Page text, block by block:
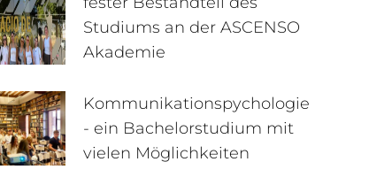
Studiums an der ASCENSO
Akademie
Kommunikationspychologie
- ein Bachelorstudium mit
vielen Möglichkeiten